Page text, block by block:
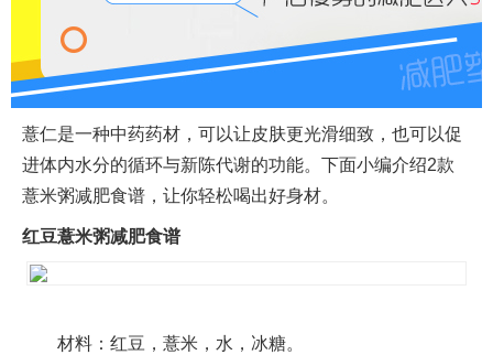
薏仁是一种中药药材，可以让皮肤更光滑细致，也可以促
进体内水分的循环与新陈代谢的功能。下面小编介绍2款
薏米粥减肥食谱，让你轻松喝出好身材。
红豆薏米粥减肥食谱
材料：红豆，薏米，水，冰糖。